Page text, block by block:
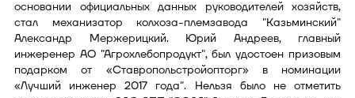
основании официальных данных руководителей хозяйств,
стал механизатор колхоза-племзавода "Казьминский"
Александр Мержерицкий. Юрий Андреев, главный
инжеренер АО "Агрохлебопродукт", был удостоен призовым
подарком от «Ставропольстройопторг» в номинации
«Лучший инженер 2017 года". Нельзя было не отметить